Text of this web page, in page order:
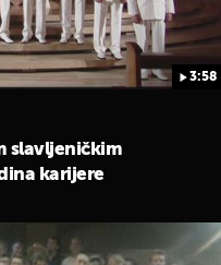
3:58
slavljeničkim
karijere